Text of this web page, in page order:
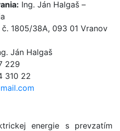
Ing. Ján Halgaš –
1805/38A, 093 01 Vranov
Ján Halgaš
229
310 22
energie s prevzatím